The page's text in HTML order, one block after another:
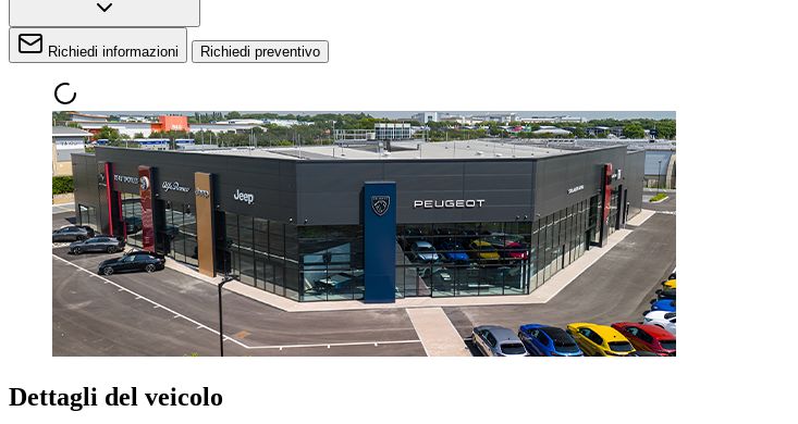
Richiedi informazioni Richiedi preventivo
Dettagli del veicolo